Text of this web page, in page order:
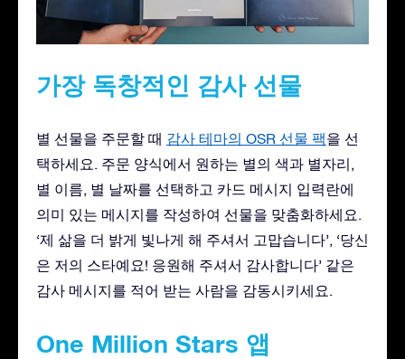
가장 독창적인 감사 선물
별 선물을 주문할 때 감사 테마의 OSR 선물 팩을 선
택하세요. 주문 양식에서 원하는 별의 색과 별자리,
별 이름, 별 날짜를 선택하고 카드 메시지 입력란에
의미 있는 메시지를 작성하여 선물을 맞춤화하세요.
‘제 삶을 더 밝게 빛나게 해 주셔서 고맙습니다’, ‘당신
은 저의 스타예요! 응원해 주셔서 감사합니다’ 같은
감사 메시지를 적어 받는 사람을 감동시키세요.
One Million Stars 앱